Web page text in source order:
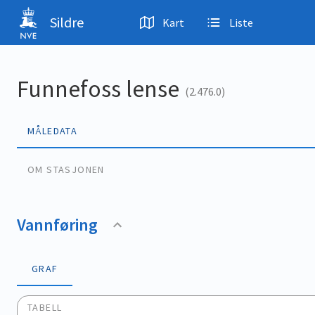
Hopp til hovedinnhold
Sildre Kart Liste
Funnefoss lense (2.476.0)
MÅLEDATA
OM STASJONEN
Vannføring
GRAF
TABELL